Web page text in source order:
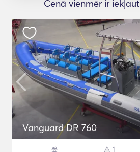
Cenā vienmēr ir
Vanguard DR 760